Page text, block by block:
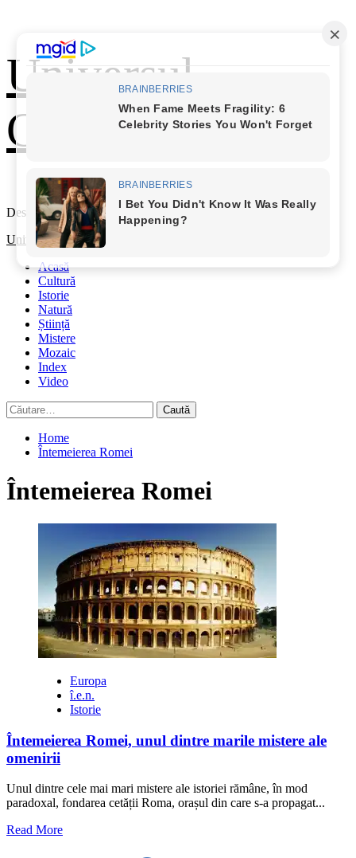
content
Universul
Cunoașterii
Descoperă Lumea
Primary
Universul Cunoașterii
Acasă
Cultură
Istorie
Natură
Știință
Mistere
Mozaic
Index
Video
Caută
după:
Home
Întemeierea Romei
Întemeierea Romei
Europa
î.e.n.
Istorie
Întemeierea Romei, unul dintre marile mistere ale
omenirii
Unul dintre cele mai mari mistere ale istoriei rămâne, în mod
paradoxal, fondarea cetății Roma, orașul din care s-a propagat...
Read MoreRead